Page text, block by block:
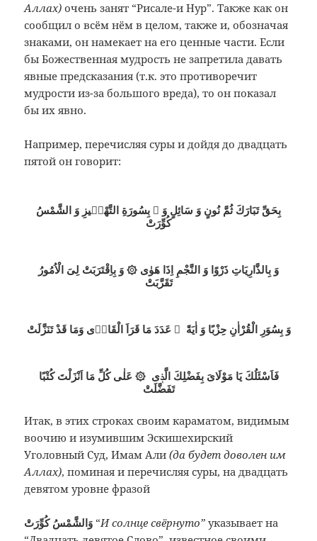
Аллах) очень занят “Рисале-и Нур”. Также как он
сообщил о всём нём в целом, также и, обозначая
знаками, он намекает на его ценные части. Если
бы Божественная мудрость не запретила давать
явные предсказания (т.к. это противоречит
мудрости из-за большого вреда), то он показал
бы их явно.
Например, перечисляя суры и дойдя до двадцать
пятой он говорит:
بِحَقِّ تَبَارَكَ ثُمَّ نُونٍ وَ سَائِلٍ وَ ۞ بِسُورَةِ التَّهْمٖيزِ وَ الشَّمْسُ
كُوِّرَتْ
وَ بِالذَّارِيَاتِ ذَرْوًا وَ النَّجْمِ اِذَا هَوٰى ۞ وَ بِاِقْتَرَبَتْ لِىَ الْاُمُورُ
تَقَرَّبَتْ
وَ بِسُوَرِ الْقُرْاٰنِ حِزْبًا وَ اٰيَةً ۞ عَدَدَ مَا قَرَاَ الْقَارٖى وَمَا قَدْ تَنَزَّلَتْ
فَاَسْئَلُكَ يَا مَوْلَاىَ بِفَضْلِكَ الَّذٖى ۞ عَلٰى كُلِّ مَا اَنْزَلْتَ كُتْبًا
تَفَضَّلَتْ
Итак, в этих строках своим караматом, видимым
воочию и изумившим Эскишехирский
Уголовный Суд, Имам Али(да будет доволен им
Аллах), поминая и перечисляя суры, на двадцать
девятом уровне фразой
“И солнце свёрнуто”указывает на